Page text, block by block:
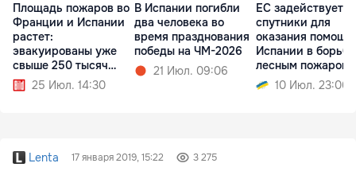
Площадь пожаров во
Франции и Испании
растет:
эвакуированы уже
свыше 250 тысяч
человек
25 Июл. 14:30
В Испании погибли
два человека во
время празднования
победы на ЧМ-2026
21 Июл. 09:06
ЕС задействует
спутники для
оказания помощи
Испании в
лесным пожаром
10 Июл. 23:06
Lenta 17 января 2019, 15:22 3 275